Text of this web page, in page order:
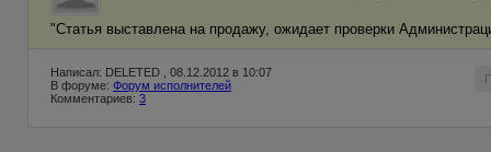
"Статья выставлена на продажу, ожидает проверки
Написал: DELETED , 08.12.2012 в 10:07
В форуме: Форум исполнителей
Комментариев: 3